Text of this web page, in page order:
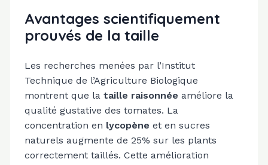
Avantages scientifiquement
prouvés de la taille
Les recherches menées par l’Institut
Technique de l’Agriculture Biologique
montrent que la taille raisonnée améliore la
qualité gustative des tomates. La
concentration en lycopène et en sucres
naturels augmente de 25% sur les plants
correctement taillés. Cette amélioration